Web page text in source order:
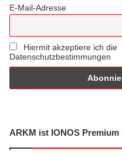
E-Mail-Adresse
Hiermit akzeptiere ich die
Datenschutzbestimmungen
ARKM ist IONOS Premium